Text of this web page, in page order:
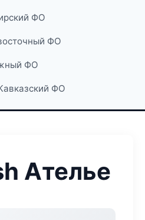
ФО
ФО
ФО
ФО
Ателье